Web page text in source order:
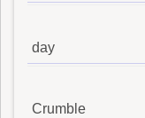
day
Crumble